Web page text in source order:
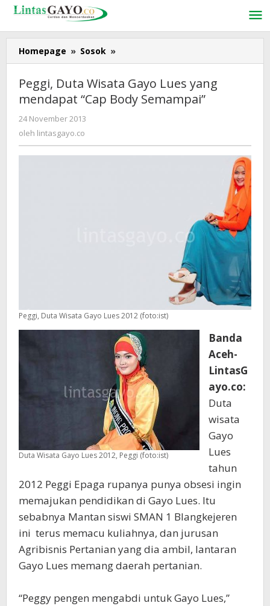
Lewati
konten
Homepage » Sosok »
Duta
Gayo
Lues
Peggi, Duta Wisata Gayo Lues yang
mendapat “Cap Body Semampai”
24 November 2013
oleh lintasgayo.co
Peggi, Duta Wisata Gayo Lues 2012 (foto:ist)
Duta Wisata Gayo Lues 2012, Peggi (foto:ist)
Banda
Aceh-
LintasG
ayo.co:
Duta
wisata
Gayo
Lues
tahun
2012 Peggi Epaga rupanya punya obsesi ingin
memajukan pendidikan di Gayo Lues. Itu
sebabnya Mantan siswi SMAN 1 Blangkejeren
ini terus memacu kuliahnya, dan jurusan
Agribisnis Pertanian yang dia ambil, lantaran
Gayo Lues memang daerah pertanian.
“Peggy pengen mengabdi untuk Gayo Lues,”